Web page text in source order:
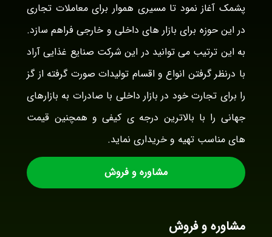
پشمک آغاز نمود تا مسیری هموار برای معاملات تجاری
در این حوزه برای بازار های داخلی و خارجی فراهم سازد.
به این ترتیب می توانید در این شرکت صنایع غذایی آراد
با درنظر گرفتن انواع و اقسام تولیدات صورت گرفته از گز
را برای تجارت خود در بازار داخلی با صادرات به بازارهای
جهانی را با بالاترین درجه ی کیفی و همچنین قیمت
های مناسب تهیه و خریداری نماید.
مشاوره و فروش
مشاوره و فروش